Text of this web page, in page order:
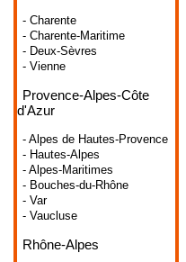
- Charente
- Charente-Maritime
- Deux-Sèvres
- Vienne
Provence-Alpes-Côte
d'Azur
- Alpes de Hautes-Provence
- Hautes-Alpes
- Alpes-Maritimes
- Bouches-du-Rhône
- Var
- Vaucluse
Rhône-Alpes